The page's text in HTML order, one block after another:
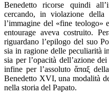
Benedetto ricorse quindi
cercando, in violazione
l’immagine del «fine teologo»
entourage aveva costruito.
riguardano l’epilogo del suo
sia in ragione delle peculiarità
sia per l’opacità dell’azione
infine per l’assoluto ἅπαξ
Benedetto XVI, una modalità
nella storia del Papato.